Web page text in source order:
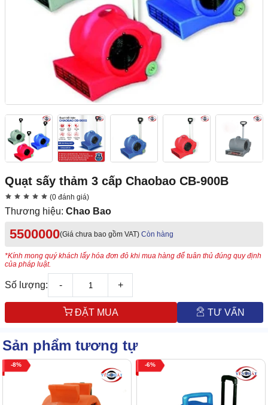
Quạt sấy thảm 3 cấp Chaobao CB-900B
(0 đánh giá)
Thương hiệu: Chao Bao
5500000(Giá chưa bao gồm VAT) Còn hàng
*Kính mong quý khách lấy hóa đơn đỏ khi mua hàng để tuân thủ đúng quy định
của pháp luật.
Số lượng: - +
ĐẶT MUA TƯ VẤN
Sản phẩm tương tự
8 6